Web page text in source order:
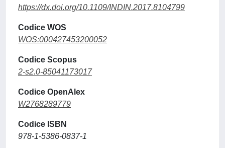
https://dx.doi.org/10.1109/INDIN.2017.8104799
Codice WOS
WOS:000427453200052
Codice Scopus
2-s2.0-85041173017
Codice OpenAlex
W2768289779
Codice ISBN
978-1-5386-0837-1